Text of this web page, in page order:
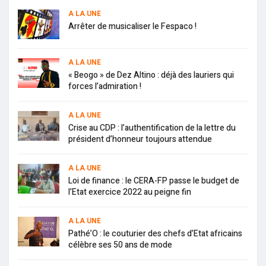
A LA UNE
Arrêter de musicaliser le Fespaco !
A LA UNE
« Beogo » de Dez Altino : déjà des lauriers qui
forces l’admiration !
A LA UNE
Crise au CDP : l’authentification de la lettre du
président d’honneur toujours attendue
A LA UNE
Loi de finance : le CERA-FP passe le budget de
l’Etat exercice 2022 au peigne fin
A LA UNE
Pathé’O : le couturier des chefs d’Etat africains
célèbre ses 50 ans de mode